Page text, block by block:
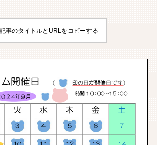
事のタイトルとURLをコピーする